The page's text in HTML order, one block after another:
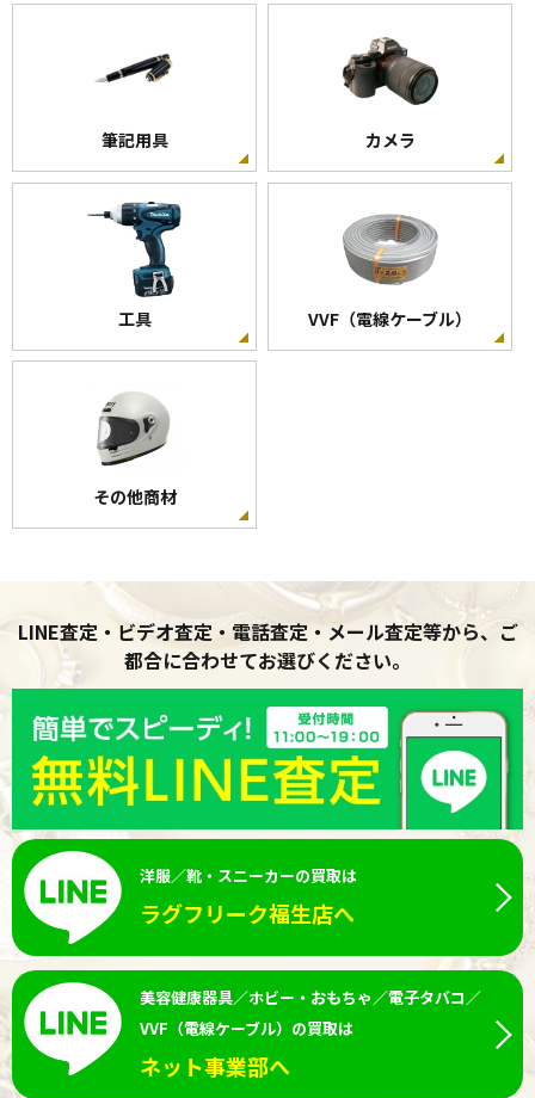
筆記用具 カメラ
工具 VVF（電線ケーブル）
その他商材
LINE査定・ビデオ査定・電話査定・メール査定等から、ご
都合に合わせてお選びください。
洋服／靴・スニーカーの買取は
ラグフリーク福生店へ
美容健康器具／ホビー・おもちゃ／電子タバコ／
VVF（電線ケーブル）の買取は
ネット事業部へ